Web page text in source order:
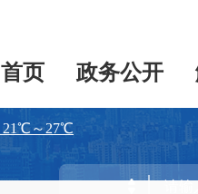
首页 政务公开